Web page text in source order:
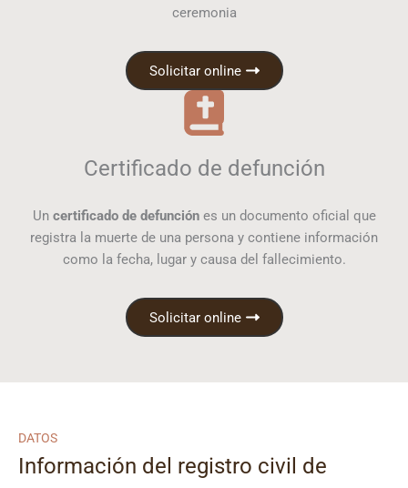
ceremonia
Solicitar online
Certificado de defunción
Un certificado de defunciónes un documento oficial que
registra la muerte de una persona y contiene información
como la fecha, lugar y causa del fallecimiento.
Solicitar online
DATOS
Información del registro civil de